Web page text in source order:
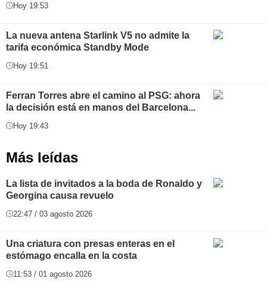
Hoy 19:53
La nueva antena Starlink V5 no admite la
tarifa económica Standby Mode
Hoy 19:51
Ferran Torres abre el camino al PSG: ahora
la decisión está en manos del Barcelona...
Hoy 19:43
Más leídas
La lista de invitados a la boda de Ronaldo y
Georgina causa revuelo
22:47 / 03 agosto 2026
Una criatura con presas enteras en el
estómago encalla en la costa
11:53 / 01 agosto 2026